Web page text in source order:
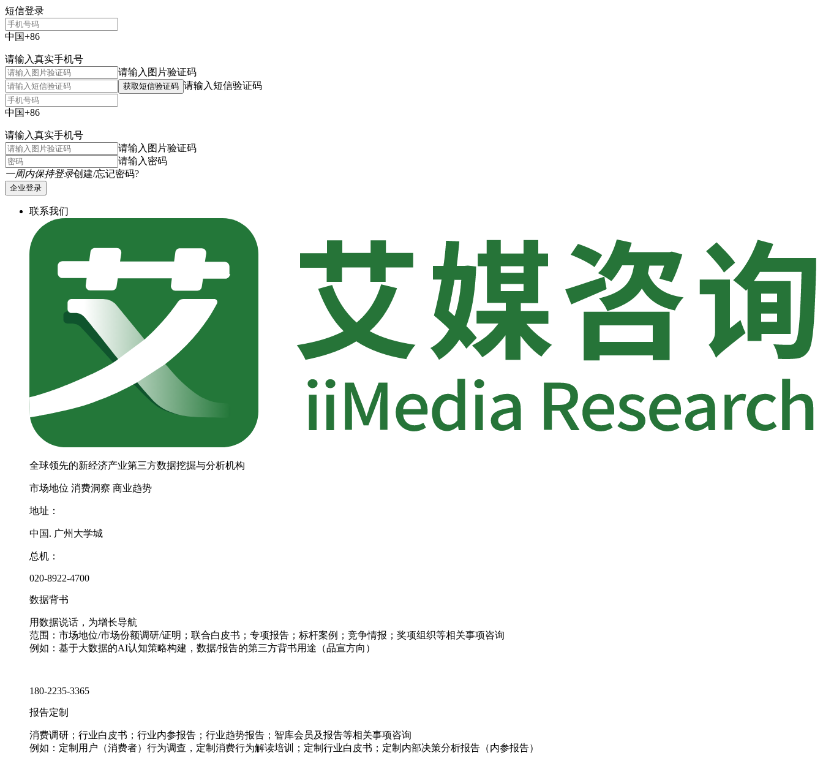
短信登录
中国+86
请输入真实手机号
请输入图片验证码
获取短信验证码 请输入短信验证码
中国+86
请输入真实手机号
请输入图片验证码
请输入密码
一周内保持登录创建/忘记密码?
企业登录
联系我们
全球领先的新经济产业第三方数据挖掘与分析机构
市场地位 消费洞察 商业趋势
地址：
中国. 广州大学城
总机：
020-8922-4700
数据背书
用数据说话，为增长导航
范围：市场地位/市场份额调研/证明；联合白皮书；专项报告；标杆案例；竞争情报；奖项组织等相关事项咨询
例如：基于大数据的AI认知策略构建，数据/报告的第三方背书用途（品宣方向）
180-2235-3365
报告定制
消费调研；行业白皮书；行业内参报告；行业趋势报告；智库会员及报告等相关事项咨询
例如：定制用户（消费者）行为调查，定制消费行为解读培训；定制行业白皮书；定制内部决策分析报告（内参报告）